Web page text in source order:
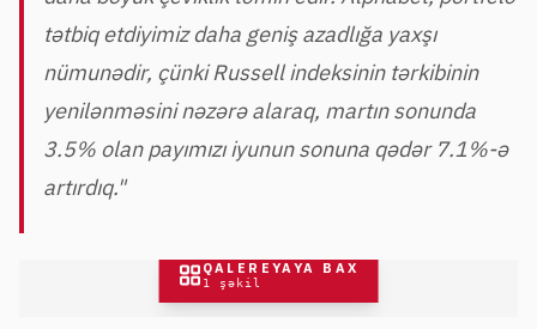
tətbiq etdiyimiz daha geniş azadlığa yaxşı
nümunədir, çünki Russell indeksinin tərkibinin
yenilənməsini nəzərə alaraq, martın sonunda
3.5% olan payımızı iyunun sonuna qədər 7.1%-ə
artırdıq."
QALEREYAYA BAX
1 şəkil